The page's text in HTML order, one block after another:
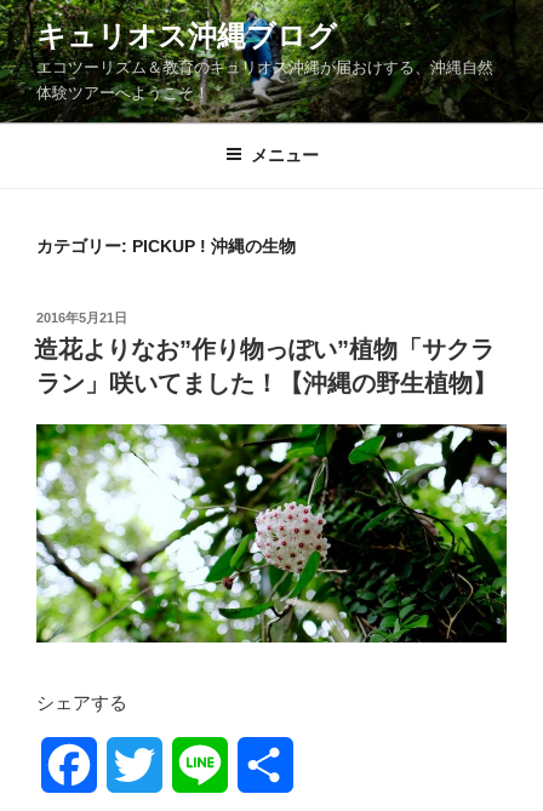
コ
ン
テ
ン
ツ
キュリオス沖縄ブログ
エコツーリズム＆教育のキュリオス沖縄が届おけする、沖縄自然
体験ツアーへようこそ！
メニュー
カテゴリー: PICKUP ! 沖縄の生物
投
稿
日:
2016年5月21日
造花よりなお”作り物っぽい”植物「サクラ
ラン」咲いてました！【沖縄の野生植物】
シェアする